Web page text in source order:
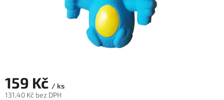
159 Kč / ks
131,40 Kč bez DPH